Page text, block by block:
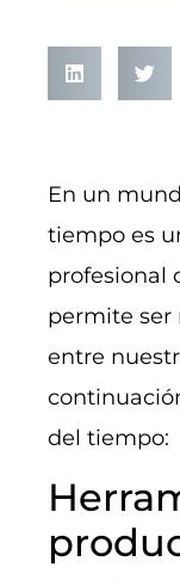
En un
tiempo es
profesional
permite ser
entre
del tiempo: